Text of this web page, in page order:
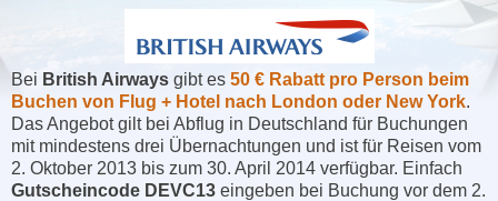
Bei British Airways gibt es 50 € Rabatt pro Person beim
Buchen von Flug + Hotel nach London oder New York.
Das Angebot gilt bei Abflug in Deutschland für Buchungen
mit mindestens drei Übernachtungen und ist für Reisen vom
2. Oktober 2013 bis zum 30. April 2014 verfügbar. Einfach
Gutscheincode DEVC13 eingeben bei Buchung vor dem 2.